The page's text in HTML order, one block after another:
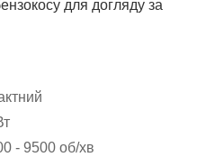
- 9500 об/хв
для догляду за